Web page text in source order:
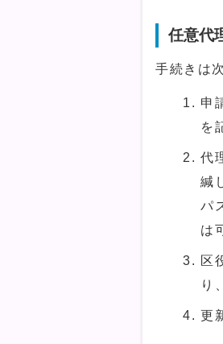
任意代
手続きは
申
を
代
緘
パ
は
区
り
更